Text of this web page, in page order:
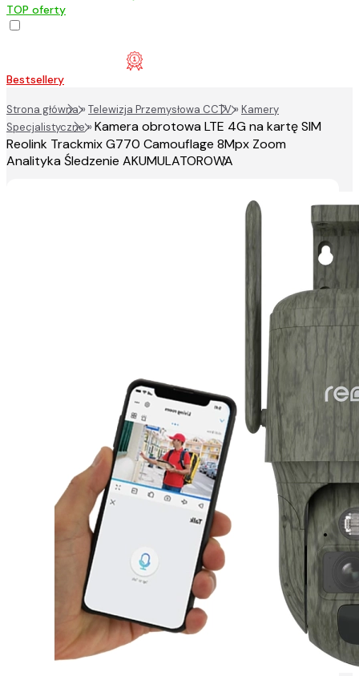
TOP oferty
Bestsellery
Strona główna»Telewizja Przemysłowa CCTV»Kamery
Specjalistyczne»Kamera obrotowa LTE 4G na kartę SIM
Reolink Trackmix G770 Camouflage 8Mpx Zoom
Analityka Śledzenie AKUMULATOROWA